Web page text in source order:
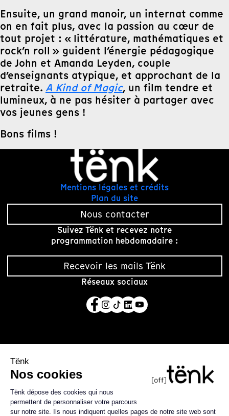
Ensuite, un grand manoir, un internat comme
on en fait plus, avec la passion au cœur de
tout projet : « littérature, mathématiques et
rock’n roll » guident l’énergie pédagogique
de John et Amanda Leyden, couple
d’enseignants atypique, et approchant de la
retraite. A Kind of Magic, un film tendre et
lumineux, à ne pas hésiter à partager avec
vos jeunes gens !
Bons films !
Mentions légales et crédits
Plan du site
Nous contacter
Suivez Tënk et recevez notre
programmation hebdomadaire :
Recevoir les mails Tënk
Réseaux sociaux